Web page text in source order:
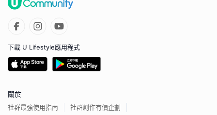
下載 U Lifestyle應用程式
關於
社群最強使用指南 社群創作有價企劃